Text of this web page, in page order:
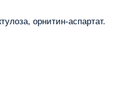
орнитин-аспартат.